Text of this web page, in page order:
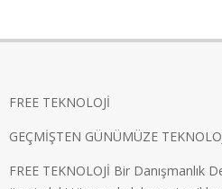
FREE TEKNOLOJİ
GEÇMİŞTEN GÜNÜMÜZE
FREE TEKNOLOJİ Bir Danışmanlık